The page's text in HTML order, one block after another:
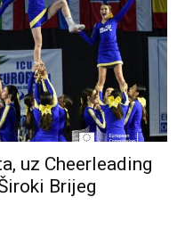
uz Cheerleading
Brijeg